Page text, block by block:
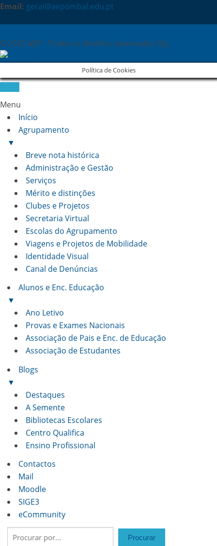
Email: geral@aepombal.edu.pt
© 2025 AEP - Todos os direitos reservados. By:
Política de Cookies
Menu
Início
Agrupamento
▼
Breve nota histórica
Administração e Gestão
Serviços
Mérito e distinções
Clubes e Projetos
Secretaria Virtual
Escolas do Agrupamento
Viagens e Projetos de Mobilidade
Identidade Visual
Canal de Denúncias
Alunos e Enc. Educação
▼
Ano Letivo
Provas e Exames Nacionais
Associação de Pais e Enc. de Educação
Associação de Estudantes
Blogs
▼
Destaques
A Semente
Bibliotecas Escolares
Centro Qualifica
Ensino Profissional
Contactos
Mail
Moodle
SIGE3
eCommunity